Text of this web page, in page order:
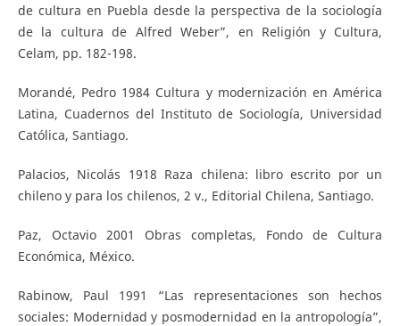
de cultura en Puebla desde la perspectiva de la sociología
de la cultura de Alfred Weber”, en Religión y Cultura,
Celam, pp. 182-198.
Morandé, Pedro 1984 Cultura y modernización en América
Latina, Cuadernos del Instituto de Sociología, Universidad
Católica, Santiago.
Palacios, Nicolás 1918 Raza chilena: libro escrito por un
chileno y para los chilenos, 2 v., Editorial Chilena, Santiago.
Paz, Octavio 2001 Obras completas, Fondo de Cultura
Económica, México.
Rabinow, Paul 1991 “Las representaciones son hechos
sociales: Modernidad y posmodernidad en la antropología”,